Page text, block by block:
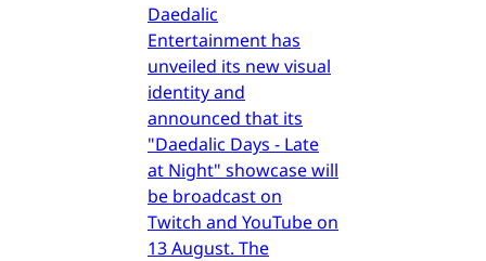
Daedalic
Entertainment has
unveiled its new visual
identity and
announced that its
"Daedalic Days - Late
at Night" showcase will
be broadcast on
Twitch and YouTube on
13 August. The